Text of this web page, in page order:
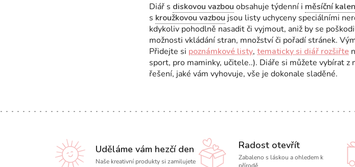
Diář s diskovou vazbou obsahuje týdenní i měsíční
s kroužkovou vazbou jsou listy uchyceny speciálními
kdykoliv pohodlně nasadit či vyjmout, aniž by se
možnosti vkládání stran, množství či pořadí stránek.
Přidejte si poznámkové listy, tematicky si diář rozšiřte
sport, pro maminky, učitele..). Diáře si můžete vybírat
řešení, jaké vám vyhovuje, vše je dokonale sladěné.
Uděláme vám hezčí den
Naše kreativní produkty si zamilujete
Radost otevřít
Zabaleno s láskou a ohledem k